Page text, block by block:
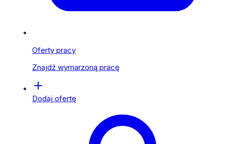
Oferty pracy
Znajdź wymarzoną pracę
Dodaj ofertę